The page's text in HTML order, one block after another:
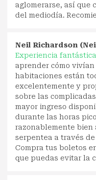
aglomerarse, así que
del mediodía.
Neil Richardson
Experiencia
aprender cómo
habitaciones están
excelentemente y
sobre las
mayor ingreso
durante las horas
razonablemente bien
serpentea a través
Compra tus boletos
que puedas evitar la